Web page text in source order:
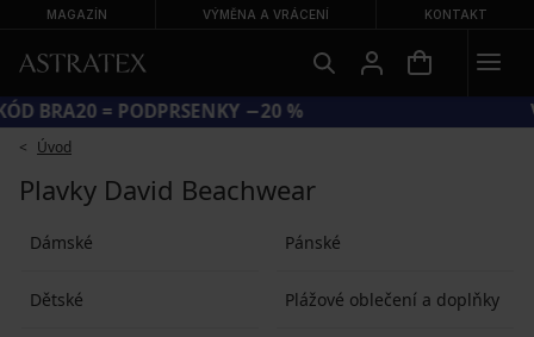
MAGAZÍN VÝMĚNA A VRÁCENÍ KONTAKT
KÓD BRA20 = PODPRSENKY −20 %
Úvod
Plavky David Beachwear
Dámské Pánské
Dětské Plážové oblečení a doplňky